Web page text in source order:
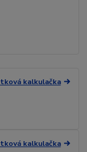
kalkulačka
kalkulačka